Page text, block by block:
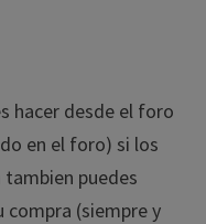
hacer desde el foro
en el foro) si los
puedes
(siempre y